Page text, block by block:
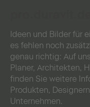
Ideen und Bilder für
es fehlen noch
genau richtig: Auf
Planer, Architekten,
finden Sie weitere
Produkten,
Unternehmen.